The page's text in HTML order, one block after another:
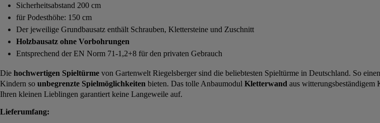
Sicherheitsabstand 200 cm
für Podesthöhe: 150 cm
Der jeweilige Grundbausatz enthält Schrauben, Klettersteine und Zuschnitt
Holzbausatz ohne Vorbohrungen
Entsprechend der EN Norm 71-1,2+8 für den privaten Gebrauch
Die hochwertigen Spieltürme von Gartenwelt Riegelsberger sind die beliebtesten Spieltürme in Deutschland. So einen
Kindern so unbegrenzte Spielmöglichkeiten bieten. Das tolle Anbaumodul Kletterwand aus
Ihren kleinen Lieblingen garantiert keine Langeweile auf.
Lieferumfang: